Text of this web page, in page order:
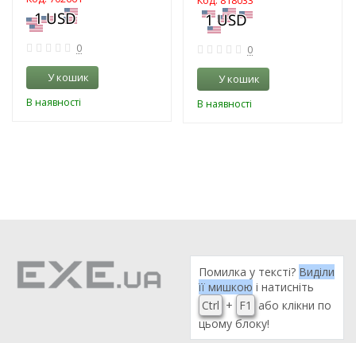
0
У кошик
В наявності
0
У кошик
В наявності
Помилка у тексті? Виділи
її мишкою і натисніть
Ctrl + F1
або клікни по
цьому блоку!